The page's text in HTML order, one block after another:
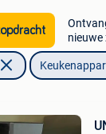
nieuwe